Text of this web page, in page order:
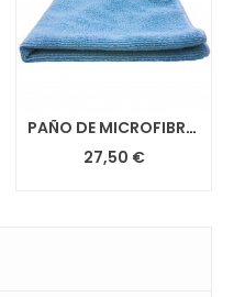
PAÑO DE MICROFIBRA - CONJ. 50 PAÑOS
27,50 €